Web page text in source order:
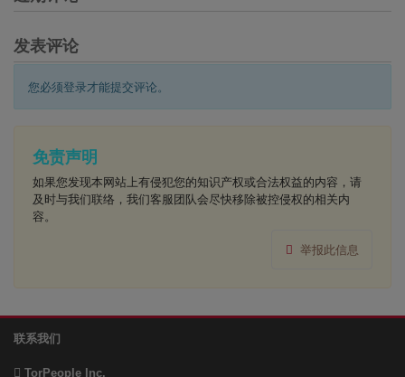
发表评论
您必须登录才能提交评论。
免责声明
如果您发现本网站上有侵犯您的知识产权或合法权益的内容，请
及时与我们联络，我们客服团队会尽快移除被控侵权的相关内
容。
举报此信息
联系我们
TorPeople Inc.